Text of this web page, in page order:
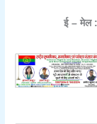
ई – मेल